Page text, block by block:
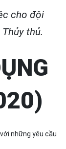
cho đội
thủ.
những yêu cầu